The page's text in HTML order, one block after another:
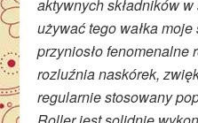
aktywnych składników
używać tego wałka
przyniosło fenomenalne
rozluźnia naskórek,
regularnie stosowany